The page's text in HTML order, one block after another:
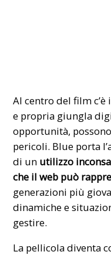
Al centro del film c’è
e propria giungla
opportunità,
pericoli. Blue porta
di un utilizzo
che il web può
generazioni più
dinamiche e
gestire.
La pellicola diventa